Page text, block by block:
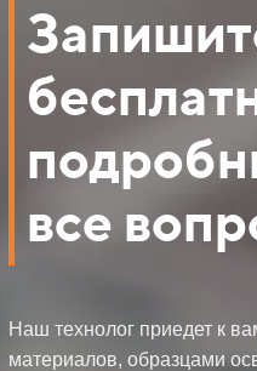
все
Наш технолог приедет к
материалов, образцами